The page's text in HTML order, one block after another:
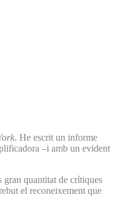
. He escrit un informe
–i amb un evident
gran quantitat de crítiques
el reconeixement que